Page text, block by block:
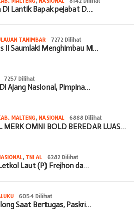
Di Lantik Bapak pejabat D…
TANIMBAR 7272 Dilihat
II Saumlaki Menghimbau M…
7257 Dilihat
Ajang Nasional, Pimpina…
MALTENG, NASIONAL 6888 Dilihat
MERK OMNI BOLD BEREDAR LUAS…
, TNI AL 6282 Dilihat
Laut (P) Frejhon da…
6054 Dilihat
Saat Bertugas, Paskri…